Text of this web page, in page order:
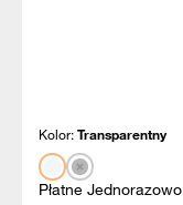
Kolor:Transparentny
Płatne Jednorazowo